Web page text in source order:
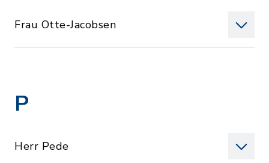
Frau Otte-Jacobsen
P
Herr Pede